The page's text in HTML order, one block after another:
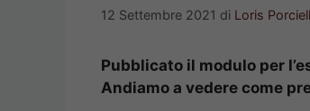
12 Settembre 2021 di Loris
Pubblicato il modulo per
Andiamo a vedere come